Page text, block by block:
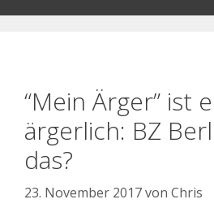
“Mein Ärger” ist
ärgerlich: BZ
das?
23. November 2017von Chris